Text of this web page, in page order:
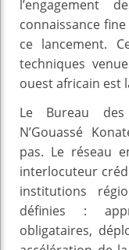
connaissance
ce lancement.
techniques
ouest africain est
Le Bureau
N’Gouassé
pas. Le réseau
interlocuteur
institutions
définies :
obligataires,